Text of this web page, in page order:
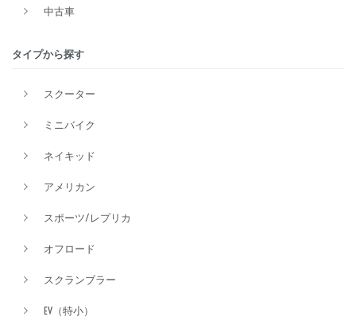
中古車
タイプから探す
スクーター
ミニバイク
ネイキッド
アメリカン
スポーツ/レプリカ
オフロード
スクランブラー
EV（特小）
排気量
価格